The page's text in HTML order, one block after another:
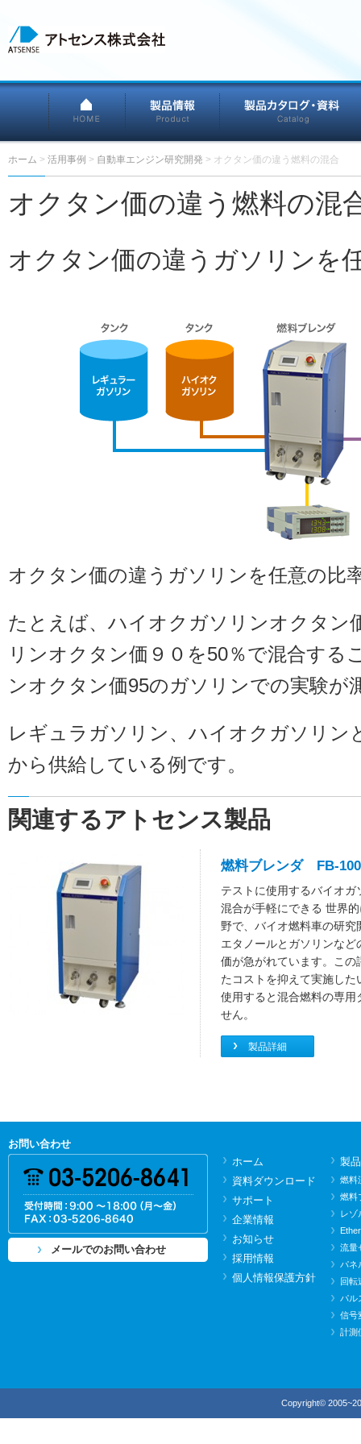
HOME 製品情報
ホーム > 活用事例 > 自動車エンジン研究開発 > オクタン価の違う燃料の混合
オクタン価の違う燃料の混
オクタン価の違うガソリンを
オクタン価の違うガソリンを任意の比
たとえば、ハイオクガソリンオクタン
リンオクタン価９０を50％で混合する
ンオクタン価95のガソリンでの実験が
レギュラガソリン、ハイオクガソリン
から供給している例です。
関連するアトセンス製品
燃料ブレンダ FB-
テストに使用するバイオ
混合が手軽にできる 世界
野で、バイオ燃料車の研
エタノールとガソリンな
価が急がれています。こ
たコストを抑えて実施し
使用すると混合燃料の専
せん。
製品詳細
お問い合わせ
メールでのお問い合わせ
ホーム
資料ダウンロード
サポート
企業情報
お知らせ
採用情報
個人情報保護方針
製
燃料
燃料
レゾ
流量
パネ
回転
パル
信号
計測
Copyright©